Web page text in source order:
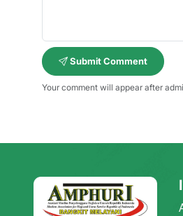
Submit Comment
Your comment will appear after